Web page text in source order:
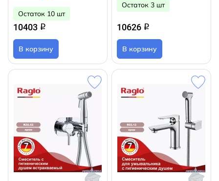
Остаток 10 шт
10403 q
В корзину
Остаток 3 шт
10626 q
В корзину